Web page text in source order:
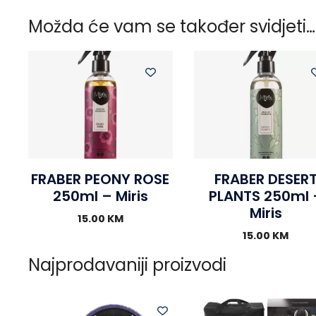
Možda će vam se također svidjeti…
FRABER PEONY ROSE
250ml – Miris
15.00 KM
FRABER DESERT
PLANTS 250ml
Miris
15.00 KM
Najprodavaniji proizvodi